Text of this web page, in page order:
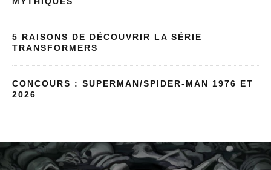
5 RAISONS DE DÉCOUVRIR LA SÉRIE
TRANSFORMERS
CONCOURS : SUPERMAN/SPIDER-MAN 1976 ET
2026